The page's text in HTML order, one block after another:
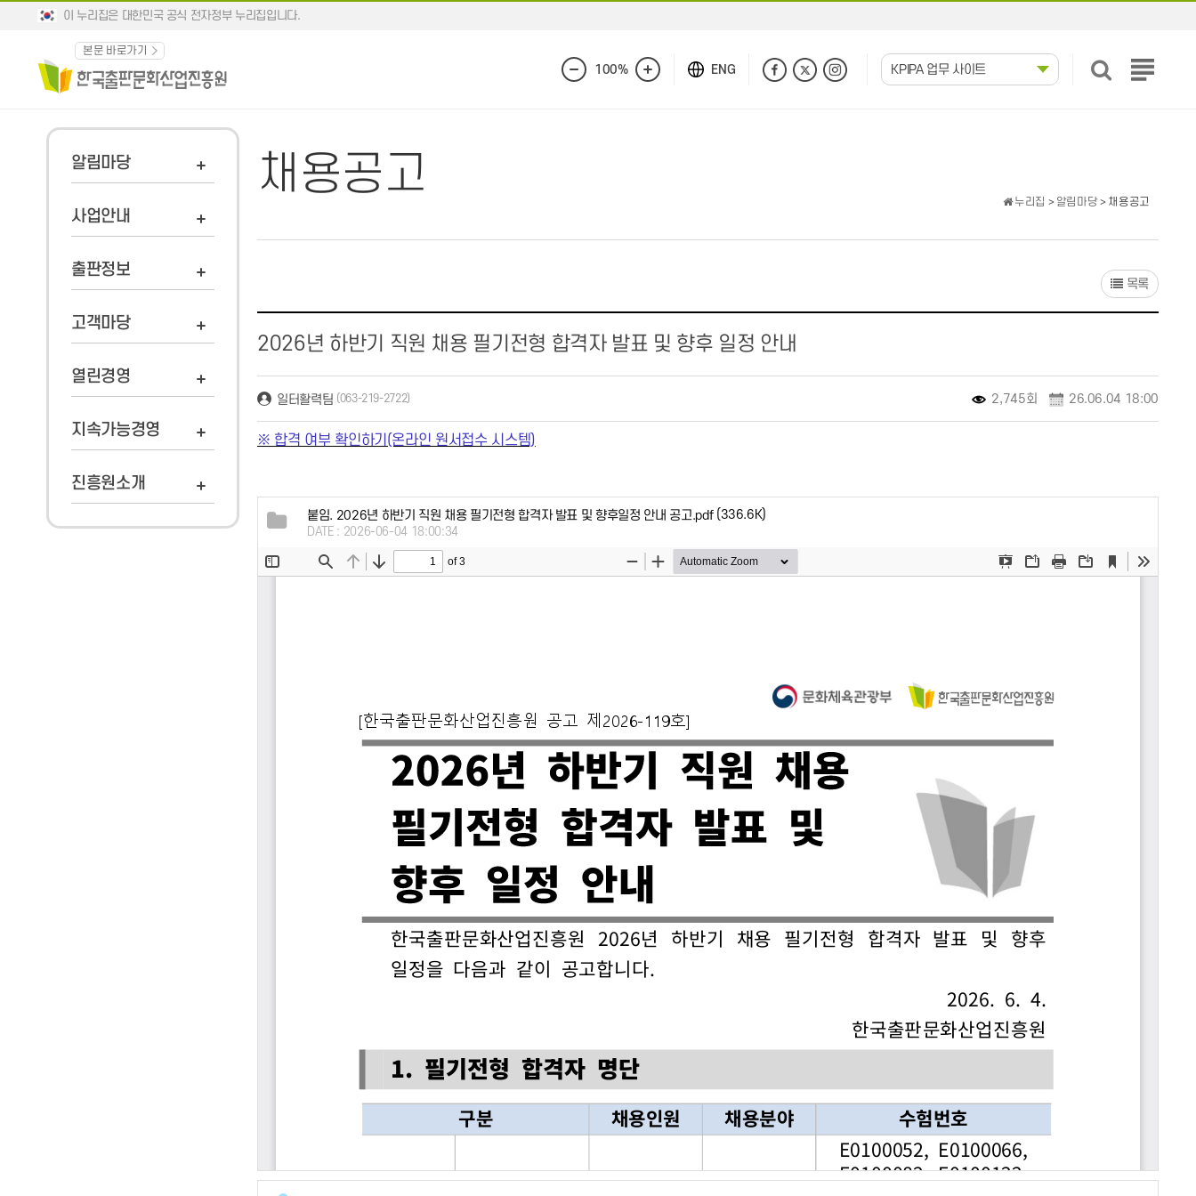
이 누리집은 대한민국 공식 전자정부 누리집입니다.
본문 바로가기
화
100%
화
ENG KPIPA 업무 사이트
전
알림마당
사업안내
출판정보
고객마당
열린경영
지속가능경영
진흥원소개
채용공고
누리집 > 알림마당 > 채용공고
목록
2026년 하반기 직원 채용 필기전형 합격자 발표 및 향후 일정 안내
일터활력팀 (063-219-2722) 2,745회 26.06.04 18:00
※ 합격 여부 확인하기(온라인 원서접수 시스템)
붙임. 2026년 하반기 직원 채용 필기전형 합격자 발표 및 향후일정 안내 공고.pdf(336.6K)
DATE : 2026-06-04 18:00:34